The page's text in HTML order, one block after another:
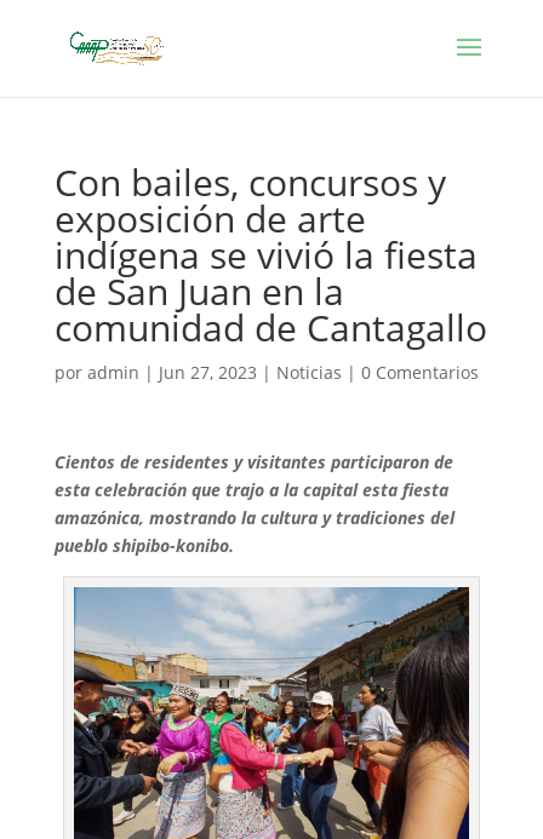
Con bailes, concursos y
exposición de arte
indígena se vivió la fiesta
de San Juan en la
comunidad de Cantagallo
por admin | Jun 27, 2023 | Noticias | 0 Comentarios
Cientos de residentes y visitantes participaron de
esta celebración que trajo a la capital esta fiesta
amazónica, mostrando la cultura y tradiciones del
pueblo shipibo-konibo.